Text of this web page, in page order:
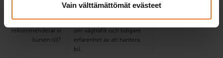
Vain välttämättömät evästeet
Vem
rekommenderar vi
kursen till?
Dig som har god kunskap
om vägtrafik och tidigare
erfarenhet av att hantera
bil.